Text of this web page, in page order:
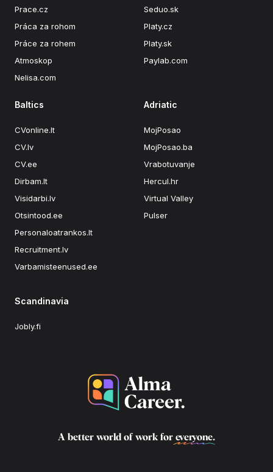
Prace.cz
Práca za rohom
Práce za rohem
Atmoskop
Nelisa.com
Seduo.sk
Platy.cz
Platy.sk
Paylab.com
Baltics
CVonline.lt
CV.lv
CV.ee
Dirbam.lt
Visidarbi.lv
Otsintood.ee
Personaloatrankos.lt
Recruitment.lv
Varbamisteenused.ee
Adriatic
MojPosao
MojPosao.ba
Vrabotuvanje
Hercul.hr
Virtual Valley
Pulser
Scandinavia
Jobly.fi
A better world of work for everyone.